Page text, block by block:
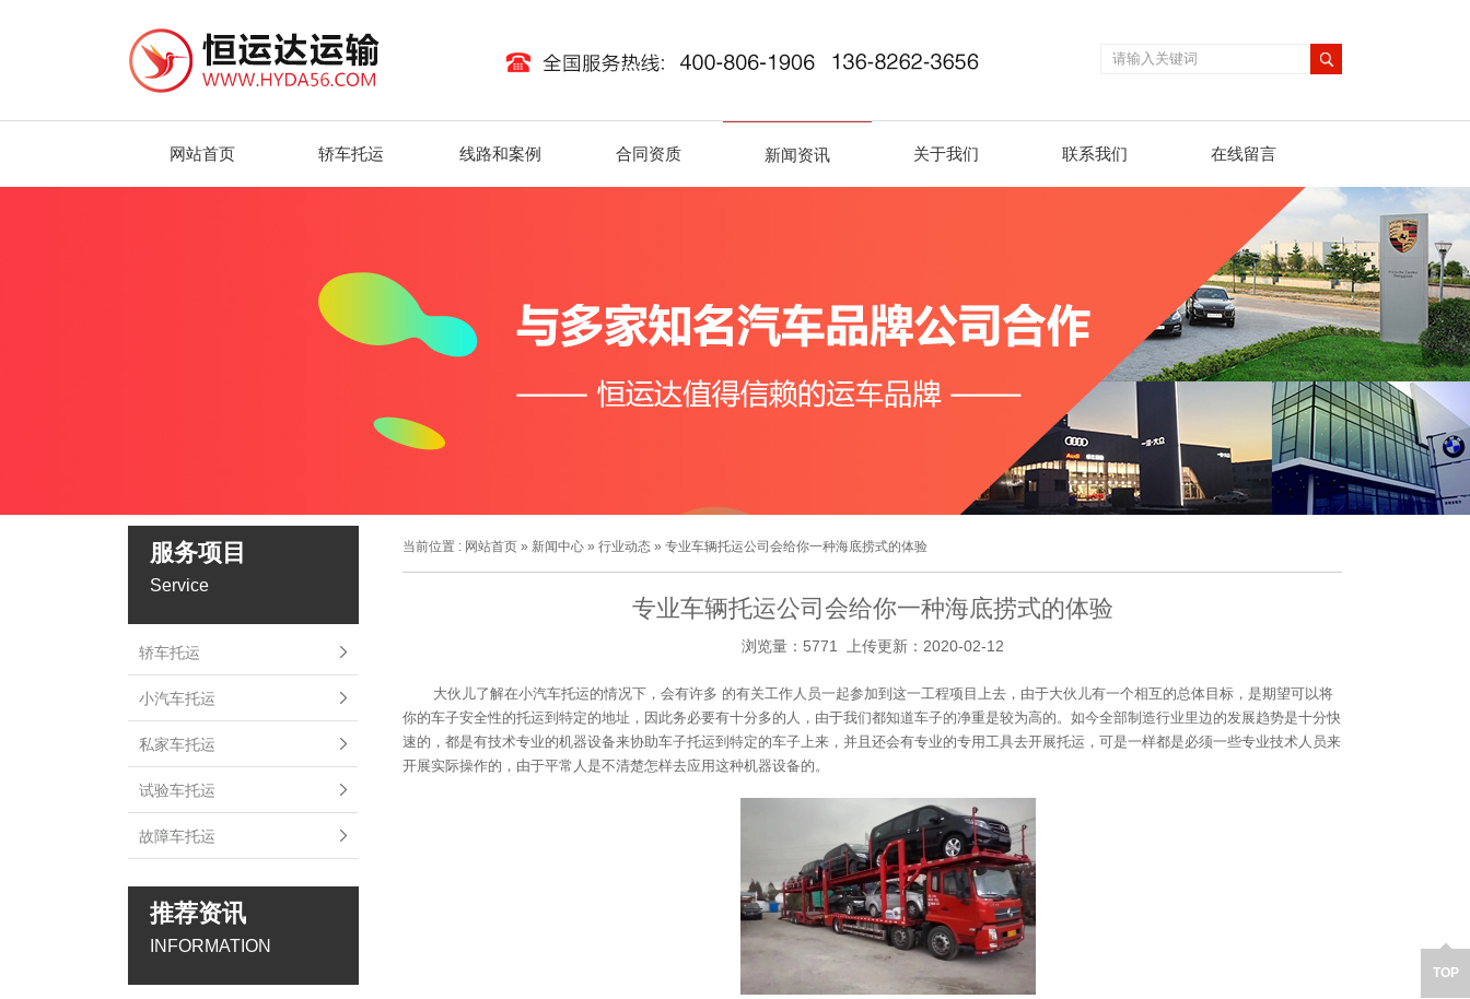
网站首页 轿车托运 线路和案例 合同资质 新闻资讯 关于我们 联系我们 在线留言
服务项目
Service
轿车托运
小汽车托运
私家车托运
试验车托运
故障车托运
推荐资讯
INFORMATION
当前位置 : 网站首页 » 新闻中心 » 行业动态 » 专业车辆托运公司会给你一种海底捞式的体验
专业车辆托运公司会给你一种海底捞式的体验
浏览量：5771 上传更新：2020-02-12
大伙儿了解在小汽车托运的情况下，会有许多 的有关工作人员一起参加到这一工程项目上去，由于大伙儿有一个相互的总体目标，是期望可以将
你的车子安全性的托运到特定的地址，因此务必要有十分多的人，由于我们都知道车子的净重是较为高的。如今全部制造行业里边的发展趋势是十分快
速的，都是有技术专业的机器设备来协助车子托运到特定的车子上来，并且还会有专业的专用工具去开展托运，可是一样都是必须一些专业技术人员来
开展实际操作的，由于平常人是不清楚怎样去应用这种机器设备的。
TOP